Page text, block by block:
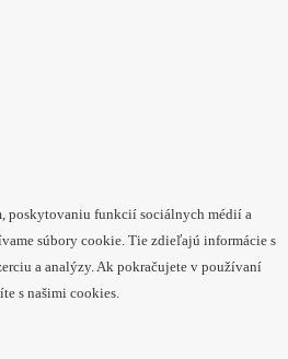
poskytovaniu funkcií sociálnych médií a
súbory cookie. Tie zdieľajú informácie s
a analýzy. Ak pokračujete v používaní
s našimi cookies.